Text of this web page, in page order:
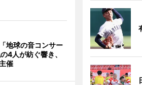
地球の音コンサー
4人が紡ぐ響き、
催